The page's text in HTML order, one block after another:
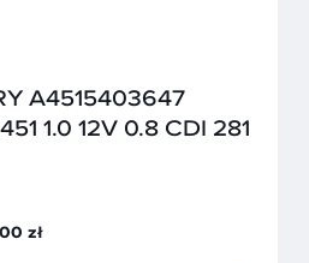
A4515403647
1.0 12V 0.8 CDI 281
zł